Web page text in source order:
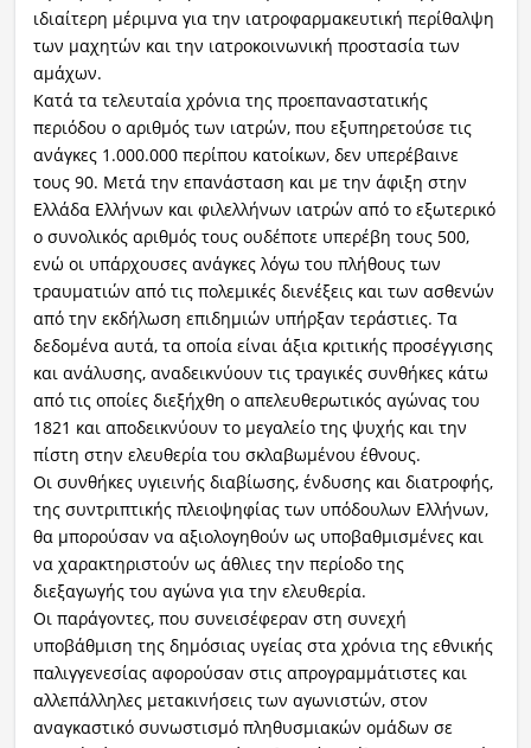
ιδιαίτερη μέριμνα για την ιατροφαρμακευτική περίθαλψη
των μαχητών και την ιατροκοινωνική προστασία των
αμάχων.
Κατά τα τελευταία χρόνια της προεπαναστατικής
περιόδου ο αριθμός των ιατρών, που εξυπηρετούσε τις
ανάγκες 1.000.000 περίπου κατοίκων, δεν υπερέβαινε
τους 90. Μετά την επανάσταση και με την άφιξη στην
Ελλάδα Ελλήνων και φιλελλήνων ιατρών από το εξωτερικό
ο συνολικός αριθμός τους ουδέποτε υπερέβη τους 500,
ενώ οι υπάρχουσες ανάγκες λόγω του πλήθους των
τραυματιών από τις πολεμικές διενέξεις και των ασθενών
από την εκδήλωση επιδημιών υπήρξαν τεράστιες. Τα
δεδομένα αυτά, τα οποία είναι άξια κριτικής προσέγγισης
και ανάλυσης, αναδεικνύουν τις τραγικές συνθήκες κάτω
από τις οποίες διεξήχθη ο απελευθερωτικός αγώνας του
1821 και αποδεικνύουν το μεγαλείο της ψυχής και την
πίστη στην ελευθερία του σκλαβωμένου έθνους.
Οι συνθήκες υγιεινής διαβίωσης, ένδυσης και διατροφής,
της συντριπτικής πλειοψηφίας των υπόδουλων Ελλήνων,
θα μπορούσαν να αξιολογηθούν ως υποβαθμισμένες και
να χαρακτηριστούν ως άθλιες την περίοδο της
διεξαγωγής του αγώνα για την ελευθερία.
Οι παράγοντες, που συνεισέφεραν στη συνεχή
υποβάθμιση της δημόσιας υγείας στα χρόνια της εθνικής
παλιγγενεσίας αφορούσαν στις απρογραμμάτιστες και
αλλεπάλληλες μετακινήσεις των αγωνιστών, στον
αναγκαστικό συνωστισμό πληθυσμιακών ομάδων σε